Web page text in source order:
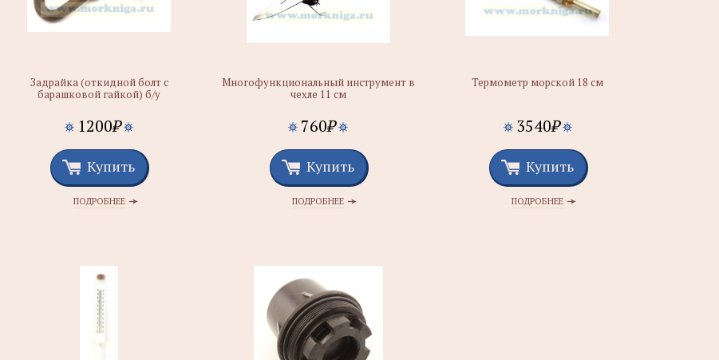
Задрайка (откидной болт с
барашковой гайкой) б/у
1200₽
Купить
ПОДРОБНЕЕ
Многофункциональный инструмент в
чехле 11 см
760₽
Купить
ПОДРОБНЕЕ
Термометр морской 18 см
3540₽
Купить
ПОДРОБНЕЕ